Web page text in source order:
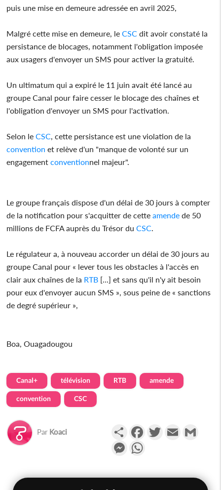
puis une mise en demeure adressée en avril 2025,
Malgré cette mise en demeure, leCSC dit avoir constaté la
persistance de blocages, notamment l'obligation imposée
aux usagers d'envoyer un SMS pour activer la gratuité.
Un ultimatum qui a expiré le 11 juin avait été lancé au
groupe Canal pour faire cesser le blocage des chaînes et
l'obligation d'envoyer un SMS pour l'activation.
Selon leCSC , cette persistance est une violation de la
convention et relève d'un "manque de volonté sur un
engagementconventionnel majeur".
Le groupe français dispose d'un délai de 30 jours à compter
de la notification pour s'acquitter de cetteamende de 50
millions de FCFA auprès du Trésor duCSC
Le régulateur a, à nouveau accorder un délai de 30 jours au
groupe Canal pour « lever tous les obstacles à l'accès en
clair aux chaînes de la RTB [...] et sans qu'il n'y ait besoin
pour eux d'envoyer aucun SMS », sous peine de « sanctions
de degré supérieur »,
Boa, Ouagadougou
Canal+ télévision RTB amende
convention CSC
Par Koaci PartagerFacebookTwitterEmail
Messenger